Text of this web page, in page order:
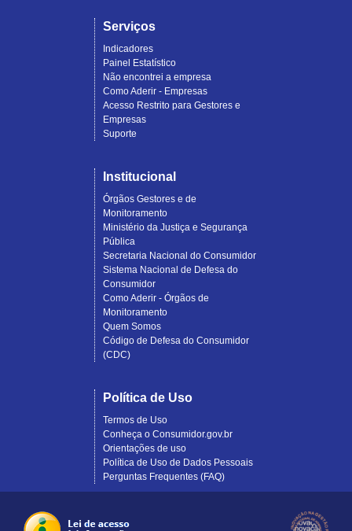
Serviços
Indicadores
Painel Estatístico
Não encontrei a empresa
Como Aderir - Empresas
Acesso Restrito para Gestores e
Empresas
Suporte
Institucional
Órgãos Gestores e de
Monitoramento
Ministério da Justiça e Segurança
Pública
Secretaria Nacional do Consumidor
Sistema Nacional de Defesa do
Consumidor
Como Aderir - Órgãos de
Monitoramento
Quem Somos
Código de Defesa do Consumidor
(CDC)
Política de Uso
Termos de Uso
Conheça o Consumidor.gov.br
Orientações de uso
Política de Uso de Dados Pessoais
Perguntas Frequentes (FAQ)